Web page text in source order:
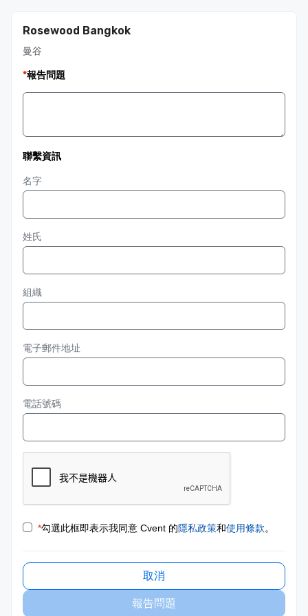
Rosewood Bangkok
曼谷
*報告問題
聯繫資訊
名字
姓氏
組織
電子郵件地址
電話號碼
*勾選此框即表示我同意 Cvent 的隱私政策和使用條款。
取消
報告問題